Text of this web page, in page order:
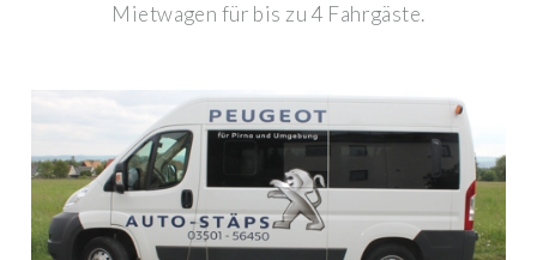
Mietwagen für bis zu 4 Fahrgäste.